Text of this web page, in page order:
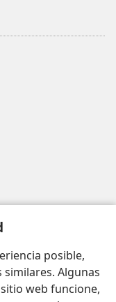
posible,
Algunas
web funcione,